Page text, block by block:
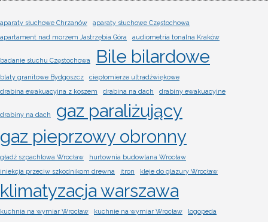
aparaty słuchowe Chrzanów
aparaty słuchowe Częstochowa
apartament nad morzem Jastrzębia Góra
audiometria tonalna Kraków
badanie słuchu Częstochowa Bile bilardowe
blaty granitowe Bydgoszcz
ciepłomierze ultradźwiękowe
drabina ewakuacyjna z koszem
drabina na dach drabiny ewakuacyjne
drabiny na dach
gaz paraliżujący
gaz pieprzowy obronny
gładź szpachlowa Wrocław
hurtownia budowlana Wrocław
iniekcja przeciw szkodnikom drewna
itron kleje do glazury Wrocław
klimatyzacja warszawa
kuchnia na wymiar Wrocław kuchnie na wymiar Wrocław
logopeda